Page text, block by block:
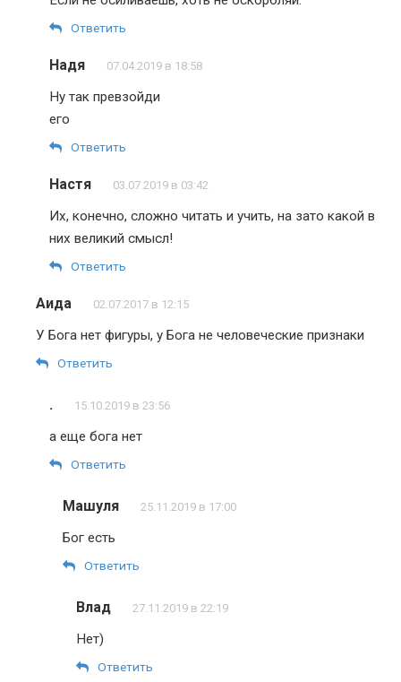
Ответить
Надя 07.04.2019 в 18:58
Ну так превзойди
его
Ответить
Настя 03.07.2019 в 03:42
Их, конечно, сложно читать и учить, на зато какой в
них великий смысл!
Ответить
Аида 02.07.2017 в 12:15
У Бога нет фигуры, у Бога не человеческие признаки
Ответить
. 15.10.2019 в 23:56
а еще бога нет
Ответить
Машуля 25.11.2019 в 17:00
Бог есть
Ответить
Влад 27.11.2019 в 22:19
Нет)
Ответить